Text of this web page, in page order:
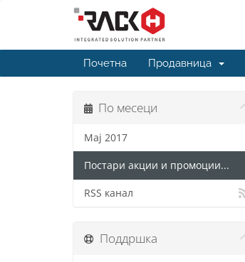
Почетна Продавница
По месеци
Мај 2017
Постари акции и промоции...
RSS канал
Поддршка